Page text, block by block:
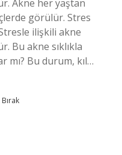
Akne her yaştan
görülür. Stres
ilişkili akne
Bu akne sıklıkla
mı? Bu durum, kıl…